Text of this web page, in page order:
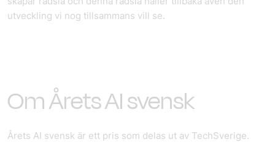
utveckling vi nog tillsammans vill se.
Om Årets AI svensk
Årets AI svensk är ett pris som delas ut av TechSverige.